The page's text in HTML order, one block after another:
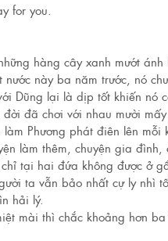
for you.
hàng cây xanh mướt
này ba năm trước, nó
Dũng lại là dịp tốt khiến nó
đã chơi với nhau mười
Phương phát điên lên
làm thêm, chuyện gia đình,
tại hai đứa không được ở
ta vẫn bảo nhất cự ly nhì
hải lý.
mài thì chắc khoảng hơn